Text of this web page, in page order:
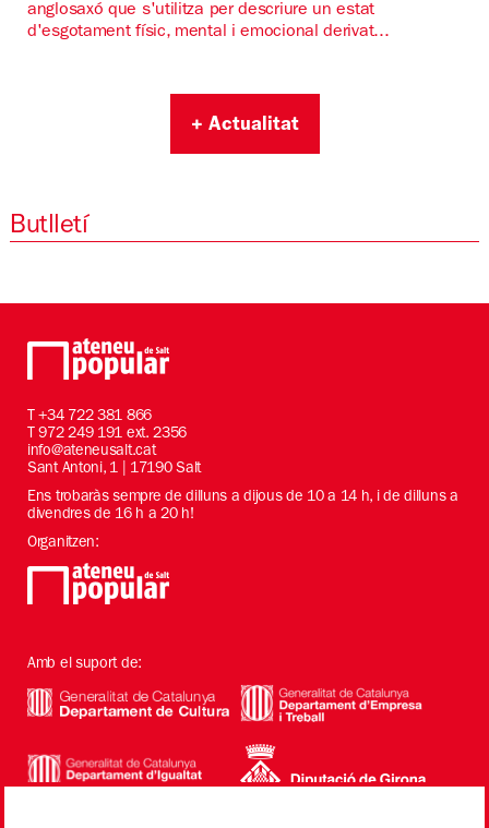
anglosaxó que s'utilitza per descriure un estat
d'esgotament físic, mental i emocional derivat...
+ Actualitat
Butlletí
T+34 722 381 866
T 972 249 191 ext. 2356
info@ateneusalt.cat
Sant Antoni, 1 | 17190 Salt
Ens trobaràs sempre de dilluns a dijous de 10 a 14 h, i de dilluns a
divendres de 16 h a 20 h!
Organitzen:
Amb el suport de: